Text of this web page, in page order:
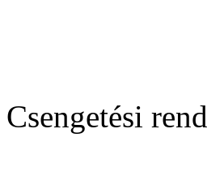
Csengetési rend